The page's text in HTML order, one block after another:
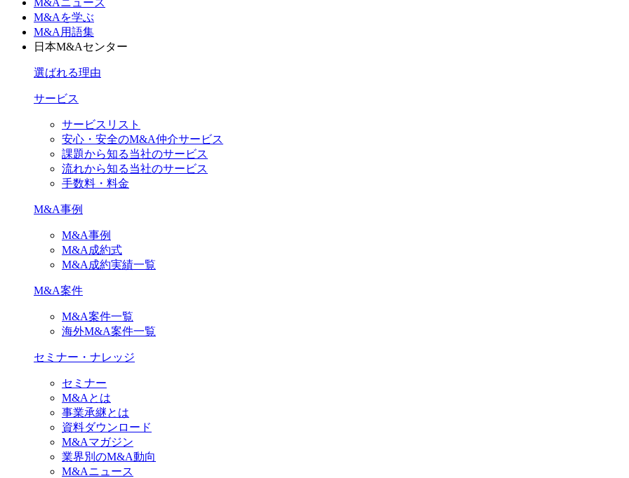
M&Aを学ぶ
M&A用語集
日本M&Aセンター
選ばれる理由
サービス
サービスリスト
安心・安全のM&A仲介サービス
課題から知る当社のサービス
流れから知る当社のサービス
手数料・料金
M&A事例
M&A事例
M&A成約式
M&A成約実績一覧
M&A案件
M&A案件一覧
海外M&A案件一覧
セミナー・ナレッジ
セミナー
M&Aとは
事業承継とは
資料ダウンロード
M&Aマガジン
業界別のM&A動向
M&Aニュース